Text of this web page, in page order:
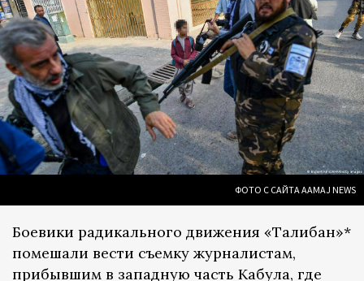
ФОТО С САЙТА AAMAJ NEWS
Боевики радикального движения «Талибан»*
помешали вести съемку журналистам,
прибывшим в западную часть Кабула, где